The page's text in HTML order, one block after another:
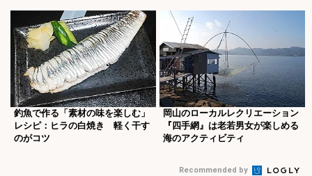
釣魚で作る「素材の味を楽しむ」
レシピ：ヒラの白焼き 軽く干す
のがコツ
岡山のローカルレクリエーション
『四手網』は老若男女が楽しめる
海のアクティビティ
Recommended by